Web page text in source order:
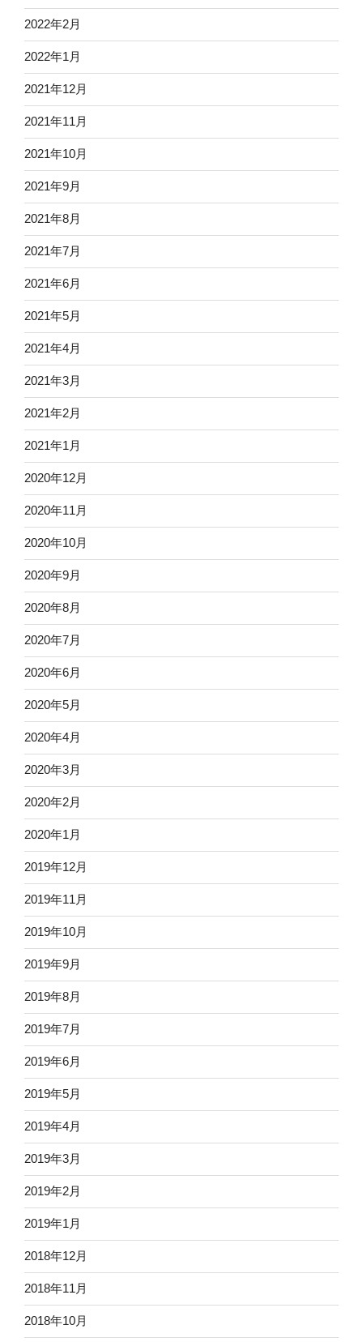
2022年2月
2022年1月
2021年12月
2021年11月
2021年10月
2021年9月
2021年8月
2021年7月
2021年6月
2021年5月
2021年4月
2021年3月
2021年2月
2021年1月
2020年12月
2020年11月
2020年10月
2020年9月
2020年8月
2020年7月
2020年6月
2020年5月
2020年4月
2020年3月
2020年2月
2020年1月
2019年12月
2019年11月
2019年10月
2019年9月
2019年8月
2019年7月
2019年6月
2019年5月
2019年4月
2019年3月
2019年2月
2019年1月
2018年12月
2018年11月
2018年10月